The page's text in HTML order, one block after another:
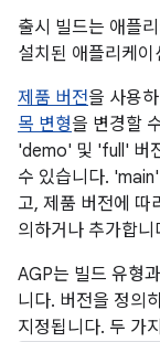
출시 빌드는 애플
설치된 애플리케
제품 버전을 사용
목 변형을 변경할
'demo' 및 'full' 버
수 있습니다. 'main'
고, 제품 버전에 따
의하거나 추가합니
AGP는 빌드 유형
니다. 버전을 정의
지정됩니다. 두 가